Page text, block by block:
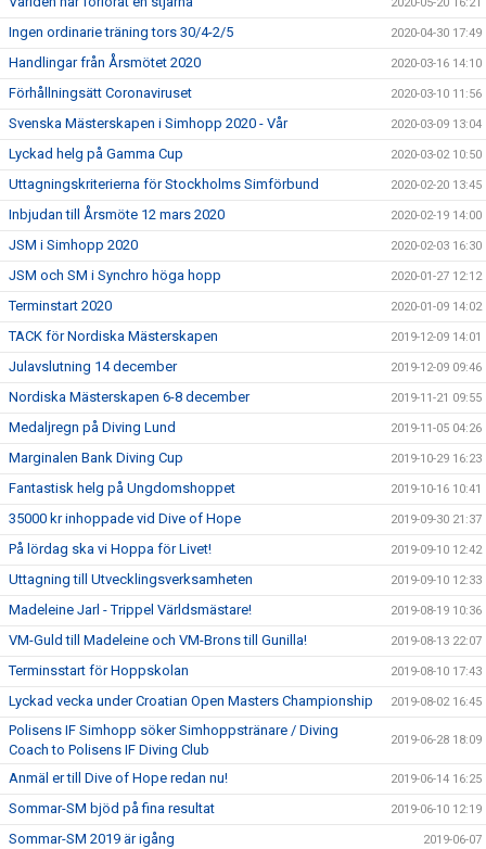
2020-05-20 16:21
Ingen ordinarie träning tors 30/4-2/5 2020-04-30 17:49
Handlingar från Årsmötet 2020 2020-03-16 14:10
Förhållningsätt Coronaviruset 2020-03-10 11:56
Svenska Mästerskapen i Simhopp 2020 - Vår 2020-03-09 13:04
Lyckad helg på Gamma Cup 2020-03-02 10:50
Uttagningskriterierna för Stockholms Simförbund 2020-02-20 13:45
Inbjudan till Årsmöte 12 mars 2020 2020-02-19 14:00
JSM i Simhopp 2020 2020-02-03 16:30
JSM och SM i Synchro höga hopp 2020-01-27 12:12
Terminstart 2020 2020-01-09 14:02
TACK för Nordiska Mästerskapen 2019-12-09 14:01
Julavslutning 14 december 2019-12-09 09:46
Nordiska Mästerskapen 6-8 december 2019-11-21 09:55
Medaljregn på Diving Lund 2019-11-05 04:26
Marginalen Bank Diving Cup 2019-10-29 16:23
Fantastisk helg på Ungdomshoppet 2019-10-16 10:41
35000 kr inhoppade vid Dive of Hope 2019-09-30 21:37
På lördag ska vi Hoppa för Livet! 2019-09-10 12:42
Uttagning till Utvecklingsverksamheten 2019-09-10 12:33
Madeleine Jarl - Trippel Världsmästare! 2019-08-19 10:36
VM-Guld till Madeleine och VM-Brons till Gunilla! 2019-08-13 22:07
Terminsstart för Hoppskolan 2019-08-10 17:43
Lyckad vecka under Croatian Open Masters Championship 2019-08-02 16:45
Polisens IF Simhopp söker Simhoppstränare / Diving
Coach to Polisens IF Diving Club
2019-06-28 18:09
Anmäl er till Dive of Hope redan nu! 2019-06-14 16:25
Sommar-SM bjöd på fina resultat 2019-06-10 12:19
Sommar-SM 2019 är igång 2019-06-07